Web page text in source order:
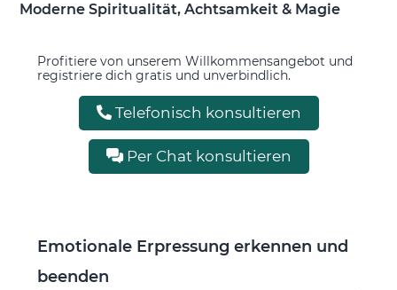
Moderne Spiritualität, Achtsamkeit & Magie
Profitiere von unserem Willkommensangebot und
registriere dich gratis und unverbindlich.
Telefonisch konsultieren
Per Chat konsultieren
Emotionale Erpressung erkennen und
beenden